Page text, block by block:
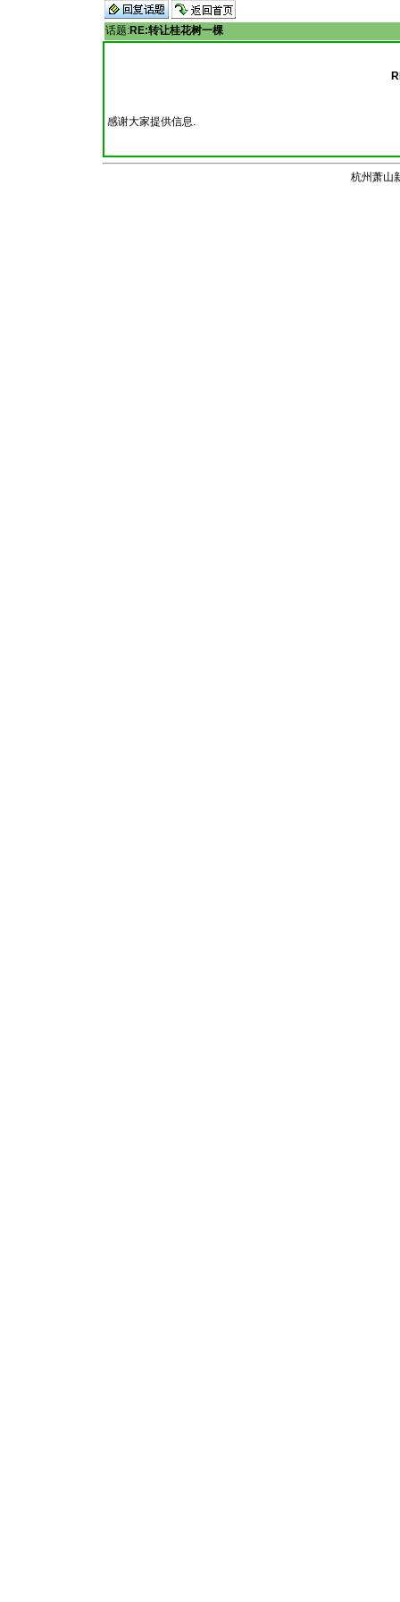
话题:RE:转让桂花树一棵
感谢大家提供信息.
杭州萧山